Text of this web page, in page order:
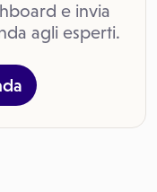
e invia
agli esperti.